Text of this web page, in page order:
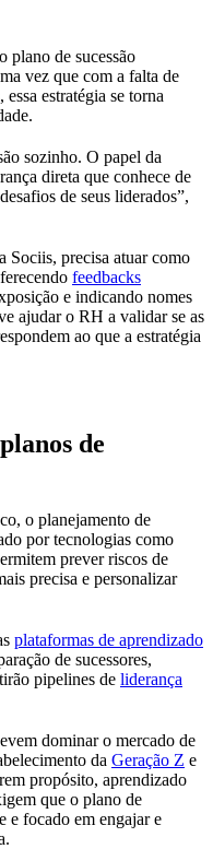
plano de sucessão
vez que com a falta de
estratégia se torna
sozinho. O papel da
direta que conhece de
de seus liderados”,
Sociis, precisa atuar como
feedbacks
e indicando nomes
ajudar o RH a validar se as
ao que a estratégia
de
o planejamento de
por tecnologias como
prever riscos de
precisa e personalizar
plataformas de aprendizado
de sucessores,
pipelines de liderança
dominar o mercado de
da Geração Z e
propósito, aprendizado
que o plano de
e focado em engajar e